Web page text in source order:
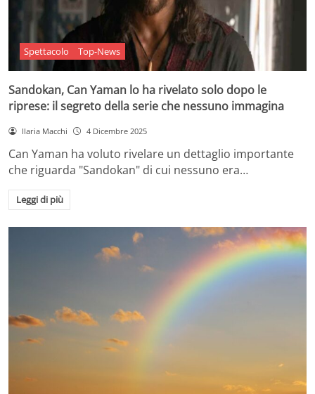
Spettacolo Top-News
Sandokan, Can Yaman lo ha rivelato solo dopo le
riprese: il segreto della serie che nessuno immagina
Ilaria Macchi 4 Dicembre 2025
Can Yaman ha voluto rivelare un dettaglio importante
che riguarda "Sandokan" di cui nessuno era…
Leggi di più